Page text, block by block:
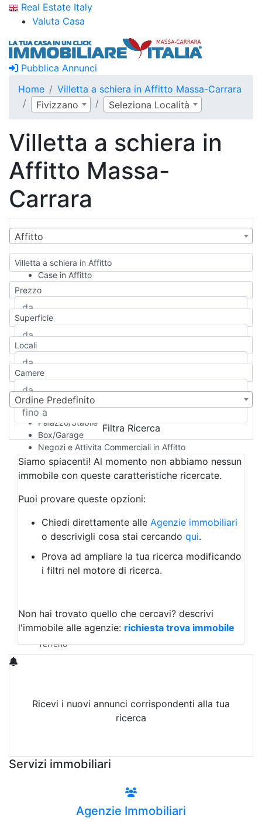
Real Estate Italy
Valuta Casa
Pubblica Annunci
Home
Villetta a schiera in Affitto Massa-Carrara
Fivizzano
Seleziona Località
Villetta a schiera in
Affitto Massa-
Carrara
Affitto
Villetta a schiera in Affitto
Case in Affitto
Qualsiasi
Appartamento
Casa indipendente
Casa Semi-indipendente
Attico/Mansarda
Rustico/Casale
Camera d'Albergo
Multiproprietà
Palazzo/Stabile
Box/Garage
Negozi e Attivita Commerciali in Affitto
Qualsiasi
Attività/Licenza Commerciale
Azienda Agricola
Bar/Ristorante
Albergo
Laboratorio Artigianale
Negozio/locale commerciale
Agriturismo
Magazzini
Qualsiasi
Terreno edificabile
Terreno
Prezzo
Superficie
Locali
Camere
Ordine Predefinito
Filtra Ricerca
Siamo spiacenti! Al momento non abbiamo nessun
immobile con queste caratteristiche ricercate.
Puoi provare queste opzioni:
Chiedi direttamente alle Agenzie immobiliari
o descrivigli cosa stai cercando qui.
Prova ad ampliare la tua ricerca modificando
i filtri nel motore di ricerca.
Non hai trovato quello che cercavi? descrivi
l'immobile alle agenzie: richiesta trova immobile
Ricevi i nuovi annunci corrispondenti alla tua
ricerca
Servizi immobiliari
Agenzie Immobiliari